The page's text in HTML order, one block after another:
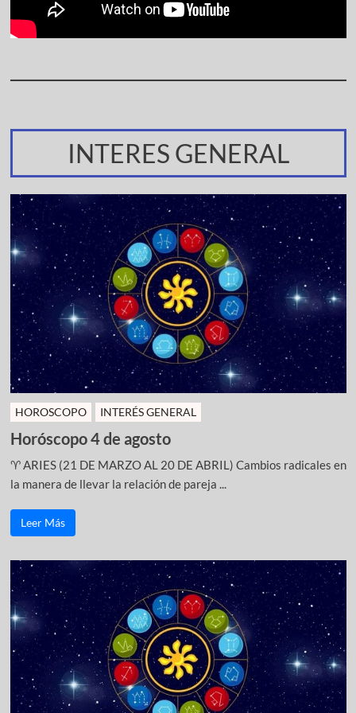
INTERES GENERAL
HOROSCOPO INTERÉS GENERAL
Horóscopo 4 de agosto
♈ ARIES (21 DE MARZO AL 20 DE ABRIL) Cambios radicales en
la manera de llevar la relación de pareja ...
Leer Más